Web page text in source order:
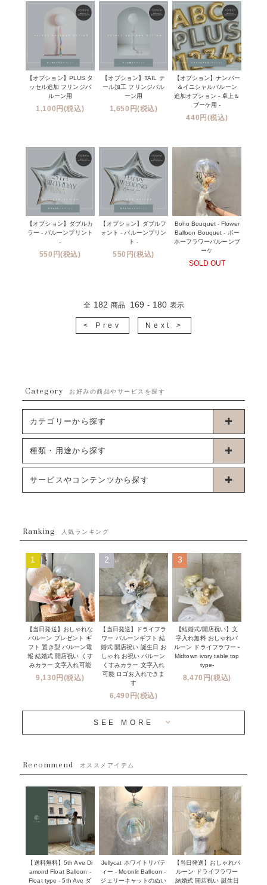
【オプション】PLUS タ
ッセル追加 フリンジバ
ルーン用
1,100円(税込)
【オプション】TAIL テ
ール加工 フリンジバル
ーン用
1,650円(税込)
【オプション】ナンバー
＆イニシャルバルーン
追加オプション - 卓上＆
ブーケ用 -
440円(税込)
【オプション】ダブルカ
ラー - バルーンプリント
-
550円(税込)
【オプション】ダブルフ
ォント - バルーンプリン
ト -
550円(税込)
Boho Bouquet - Flower
Balloon Bouquet - ボー
ホーフラワーバルーンブ
ーケ
SOLD OUT
全 182 商品 169 - 180 表示
< Prev Next >
Category お好みの商品やサービスを探す
カテゴリーから探す
卓上タイプバルーン
ブーケタイプバルーン
ムーンリットバルーン
コンフェッティバルーン
フリンジバルーン
デコレーションセット
プロップスバルーン
オプション
成人式・卒業式・入学式バルーンブーケ
種類・用途から探す
お誕生日
開店・周年祝い
発表会・劇場
その他お祝い
クリスマス
新商品
~３０００円
~５５００円
１１０００円以上
NEW YORK MIND - ニューヨークスタイルバルーン
※コンフェッティバルーン -プリント内容-
サービスやコンテンツから探す
発送について
Q&A
メッセージカード・電報について
オーダーメイドについて
セミオーダーについて
フリンジバルーンについて
コンフェッティバルーンについて
ハワイウェディングサービス
企業・法人様
ウェディングコンフェッティバルーン特集
実店舗について -大阪 堀江店・名古屋 星ヶ丘店・滋賀 配送
センター店・沖縄 嘉手納基地店-
プリントサービス
Ranking 人気ランキング
1
【当日発送】おしゃれな
バルーン プレゼント ギ
フト 置き型 バルーン電
報 結婚式 開店祝い くす
みカラー 文字入れ可能
9,130円(税込)
2
【当日発送】ドライフラ
ワー バルーンギフト 結
婚式 開店祝い 誕生日 お
しゃれ お祝い バルーン
くすみカラー 文字入れ
可能 ロゴお入れできま
す
6,490円(税込)
3
【結婚式/開店祝い】文
字入れ無料 おしゃれバ
ルーン ドライフラワー -
Midtown ivory table top
type-
8,470円(税込)
SEE MORE
Recommend オススメアイテム
【送料無料】5th Ave Di
amond Float Balloon -
Float type - 5th Ave ダ
Jellycat ホワイトリバテ
ィー - Moonlit Balloon -
ジェリーキャットのぬい
【当日発送】おしゃれバ
ルーン ドライフラワー
結婚式 開店祝い 誕生日